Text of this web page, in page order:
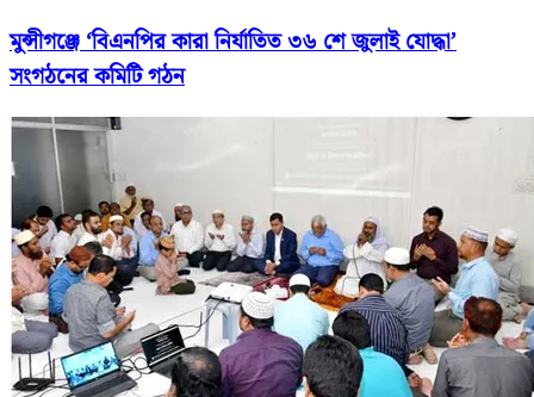
মুন্সীগঞ্জে ‘বিএনপির কারা নির্যাতিত ৩৬ শে জুলাই যোদ্ধা’
সংগঠনের কমিটি গঠন